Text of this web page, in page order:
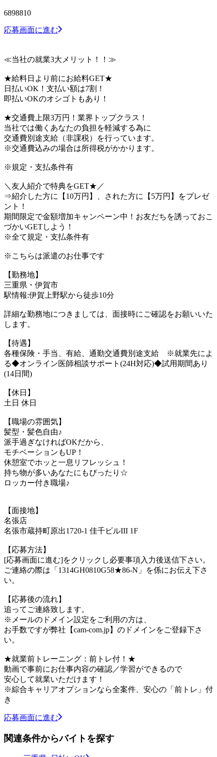
6898810
応募画面に進む
≪当社の就業3大メリット！！≫
★給料日より前にお給料GET★
日払いOK！支払い額は7割！
即払いOKのオシゴトもあり！
★交通費上限3万円！業界トップクラス！
当社では働くあなたの負担を軽減する為に
交通費別途支給（非課税）を行っています。
※交通費込みの場合は所得税がかかります。
※規定・支払条件有
＼友人紹介で特典をGET★／
⇒紹介した方に【10万円】、された方に【5万円】をプレゼ
ント！
期間限定で金額増加キャンペーン中！お友だちを誘っておこ
づかいGETしよう！
※全て規定・支払条件有
※こちらは派遣のお仕事です
【勤務地】
三重県・伊賀市
駅情報:伊賀上野駅から徒歩10分
詳細な勤務地につきましては、面接時にご確認をお願いいた
します。
【待遇】
各種保険・手当、有給、通勤交通費別途支給 ※就業先によ
る◆オンライン医師相談サポート(24H対応)◆試用期間あり
(14日間)
【休日】
土日 休日
【職場の雰囲気】
髪型・髪色自由♪
派手過ぎなければOKだから、
モチベーションもUP！
休憩室でホッと一息リフレッシュ！
持ち物が多いあなたにもぴったり☆
ロッカー付き職場♪
【面接地】
名張店
名張市蔵持町原出1720-1 佳千ビルIII 1F
【応募方法】
[応募画面に進む]をクリックし必要事項入力後送信下さい。
ご連絡の際は「1314GH0810G58★86-N」を係にお伝え下さ
い。
【応募後の流れ】
追ってご連絡致します。
※メールのドメイン設定をご利用の方は、
お手数ですが弊社【cam-com.jp】のドメインをご登録下さ
い。
★就業前トレーニング：前トレ付！★
動画で事前にお仕事内容の確認／学習ができるので
安心して就業いただけます！
※綜合キャリアオプションなら全案件、安心の「前トレ」付
き
応募画面に進む
関連条件からバイトを探す